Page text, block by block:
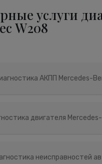
услуги
W208
АКПП Mercedes-
двигателя
неисправностей